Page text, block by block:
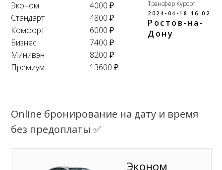
Эконом
4000 ₽
Стандарт
4800 ₽
Комфорт
6000 ₽
Бизнес
7400 ₽
Минивэн
8200 ₽
Премиум
13600 ₽
Трансфер Курорт
2024-04-18 16:02
Ростов-на-
Дону
Online бронирование на дату и время
без предоплаты ✅
Эконом